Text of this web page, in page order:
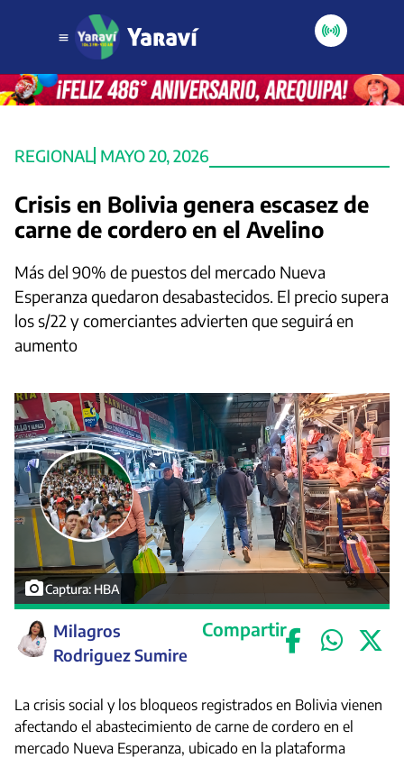
REGIONAL MAYO 20, 2026
Crisis en Bolivia genera escasez de
carne de cordero en el Avelino
Más del 90% de puestos del mercado Nueva
Esperanza quedaron desabastecidos. El precio supera
los s/22 y comerciantes advierten que seguirá en
aumento
Captura: HBA
Milagros
Rodriguez Sumire
Compartir
La crisis social y los bloqueos registrados en Bolivia vienen
afectando el abastecimiento de carne de cordero en el
mercado Nueva Esperanza, ubicado en la plataforma